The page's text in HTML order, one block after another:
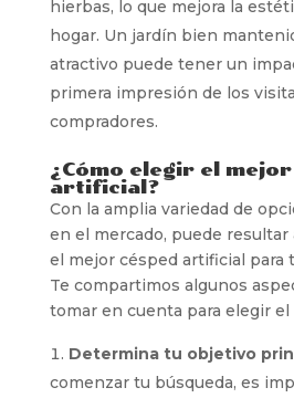
hierbas, lo que mejora la
hogar. Un jardín bien
atractivo puede tener un
primera impresión de los
compradores.
¿Cómo elegir el mejor
artificial?
Con la amplia variedad de
en el mercado, puede
el mejor césped artificial para
Te compartimos algunos
tomar en cuenta para elegir
Determina tu objetivo
comenzar tu búsqueda, es